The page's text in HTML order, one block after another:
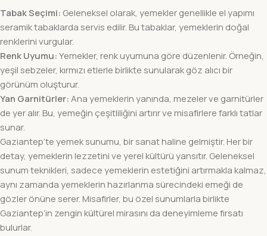
Tabak Seçimi: Geleneksel olarak, yemekler genellikle el yapımı
seramik tabaklarda servis edilir. Bu tabaklar, yemeklerin doğal
renklerini vurgular.
Renk Uyumu:Yemekler, renk uyumuna göre düzenlenir. Örneğin,
yeşil sebzeler, kırmızı etlerle birlikte sunularak göz alıcı bir
görünüm oluşturur.
Yan Garnitürler:Ana yemeklerin yanında, mezeler ve garnitürler
de yer alır. Bu, yemeğin çeşitliliğini artırır ve misafirlere farklı tatlar
sunar.
Gaziantep’te yemek sunumu, bir sanat haline gelmiştir. Her bir
detay, yemeklerin lezzetini ve yerel kültürü yansıtır. Geleneksel
sunum teknikleri, sadece yemeklerin estetiğini artırmakla kalmaz,
aynı zamanda yemeklerin hazırlanma sürecindeki emeği de
gözler önüne serer. Misafirler, bu özel sunumlarla birlikte
Gaziantep’in zengin kültürel mirasını da deneyimleme fırsatı
bulurlar.